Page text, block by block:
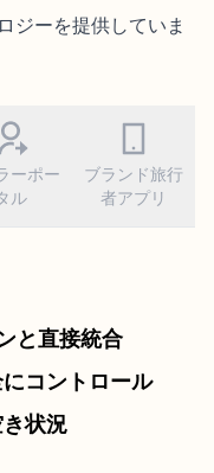
ジーを提供していま
ーポー
ル
ブランド旅行
者アプリ
と直接統合
コントロール
状況